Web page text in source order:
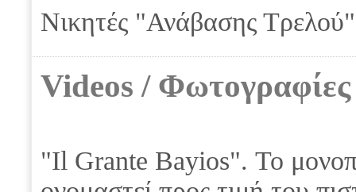
Νικητές "Ανάβασης
Videos / Φωτογραφίες
"Il Grante Bayios". Το